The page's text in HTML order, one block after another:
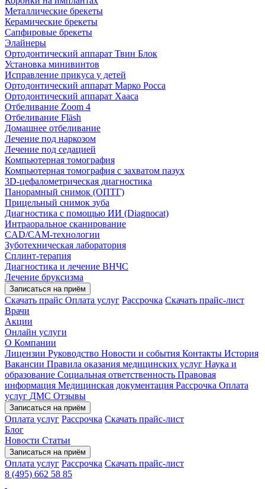
Металлические брекеты
Керамические брекеты
Сапфировые брекеты
Элайнеры
Ортодонтический аппарат Твин Блок
Установка минивинтов
Исправление прикуса у детей
Ортодонтический аппарат Марко Росса
Ортодонтический аппарат Хааса
Отбеливание Zoom 4
Отбеливание Fläsh
Домашнее отбеливание
Лечение под наркозом
Лечение под седацией
Компьютерная томография
Компьютерная томография с захватом пазух
3D-цефалометрическая диагностика
Панорамный снимок (ОПТГ)
Прицельный снимок зуба
Диагностика с помощью ИИ (Diagnocat)
Интраоральное сканирование
CAD/CAM-технологии
Зуботехническая лаборатория
Сплинт-терапия
Диагностика и лечение ВНЧС
Лечение бруксизма
Записаться на приём
Скачать прайс Оплата услуг Рассрочка Скачать прайс-лист
Врачи
Акции
Онлайн услуги
О Компании
Лицензии Руководство Новости и события Контакты История
Вакансии Правила оказания медицинских услуг Наука и
образование Социальная ответственность Правовая
информация Медицинская документация Рассрочка Оплата
услуг ДМС Отзывы
Записаться на приём
Оплата услуг Рассрочка Скачать прайс-лист
Блог
Новости Статьи
Записаться на приём
Оплата услуг Рассрочка Скачать прайс-лист
8 (495) 662 58 85